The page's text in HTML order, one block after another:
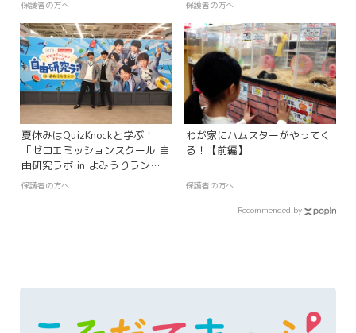
保護者の方へ 保護者の方へ
夏休みはQuizKnockと学ぶ！
「ゼロエミッションスクール 自
由研究ラボ in よみうりラン
ド」
保護者の方へ
わが家にハムスターがやってく
る！【前編】
保護者の方へ
Recommended by